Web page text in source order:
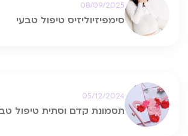
סימפיזיוליזיס טיפול טבעי
08/09/2025
תסמונת קדם וסתית טיפול
05/12/2024